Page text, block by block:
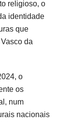
religioso, o
identidade
que
da
o
os
num
nacionais